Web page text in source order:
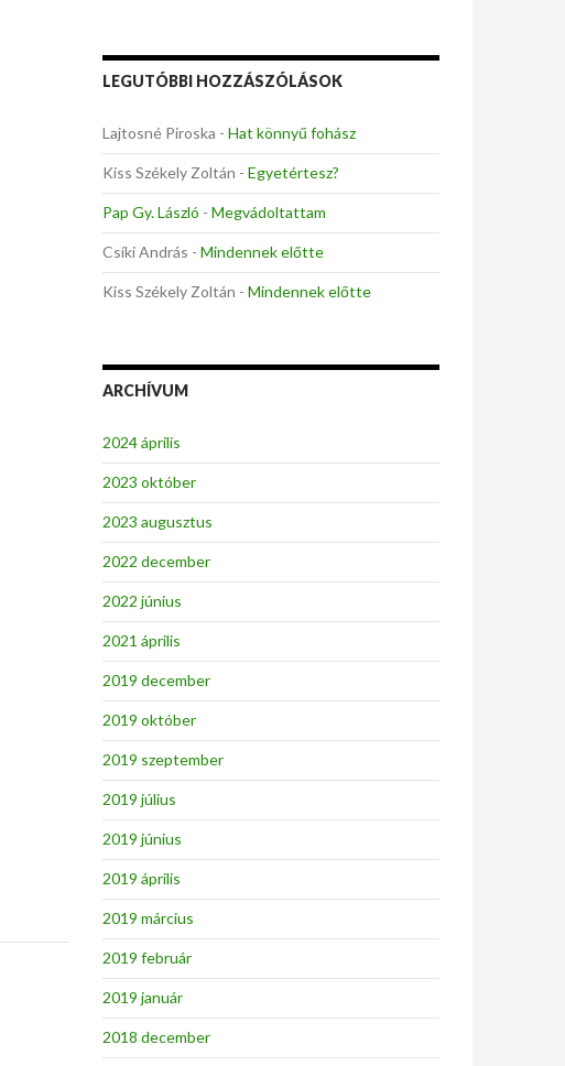
LEGUTÓBBI HOZZÁSZÓLÁSOK
Lajtosné Piroska - Hat könnyű fohász
Kiss Székely Zoltán - Egyetértesz?
Pap Gy. László - Megvádoltattam
Csíki András - Mindennek előtte
Kiss Székely Zoltán - Mindennek előtte
ARCHÍVUM
2024 április
2023 október
2023 augusztus
2022 december
2022 június
2021 április
2019 december
2019 október
2019 szeptember
2019 július
2019 június
2019 április
2019 március
2019 február
2019 január
2018 december